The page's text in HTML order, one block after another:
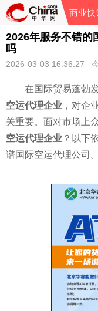
商业快
2026年服务不错的
吗
2026-03-03 16:36:27
在国际贸易蓬勃
空运代理企业 ，对企
关重要。面对市场上
空运代理企业 ？以下
谱国际空运代理公司。